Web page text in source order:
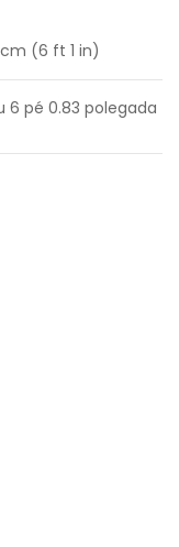
(6 ft 1 in)
6 pé 0.83 polegada